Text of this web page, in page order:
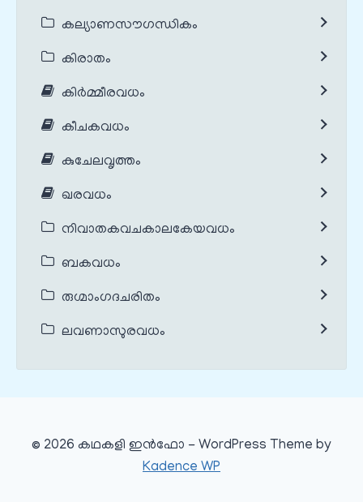
കല്യാണസൗഗന്ധികം
കിരാതം
കിർമ്മീരവധം
കീചകവധം
കുചേലവൃത്തം
ഖരവധം
നിവാതകവചകാലകേയവധം
ബകവധം
രുഗ്മാംഗദചരിതം
ലവണാസുരവധം
© 2026 കഥകളി ഇൻഫോ - WordPress Theme by
Kadence WP